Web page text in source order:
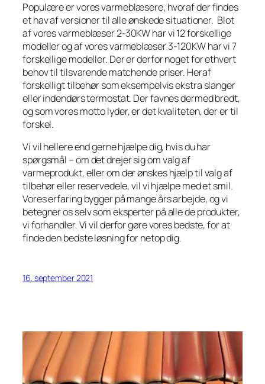
Populære er vores varmeblæsere, hvoraf der findes
et hav af versioner til alle ønskede situationer. Blot
af vores varmeblæser 2-30KW har vi 12 forskellige
modeller og af vores varmeblæser 3-120KW har vi 7
forskellige modeller. Der er derfor noget for ethvert
behov til tilsvarende matchende priser. Heraf
forskelligt tilbehør som eksempelvis ekstra slanger
eller indendørs termostat. Der favnes dermed bredt,
og som vores motto lyder, er det kvaliteten, der er til
forskel.
Vi vil hellere end gerne hjælpe dig, hvis du har
spørgsmål – om det drejer sig om valg af
varmeprodukt, eller om der ønskes hjælp til valg af
tilbehør eller reservedele, vil vi hjælpe med et smil.
Vores erfaring bygger på mange års arbejde, og vi
betegner os selv som eksperter på alle de produkter,
vi forhandler. Vi vil derfor gøre vores bedste, for at
finde den bedste løsning for netop dig.
16. september 2021